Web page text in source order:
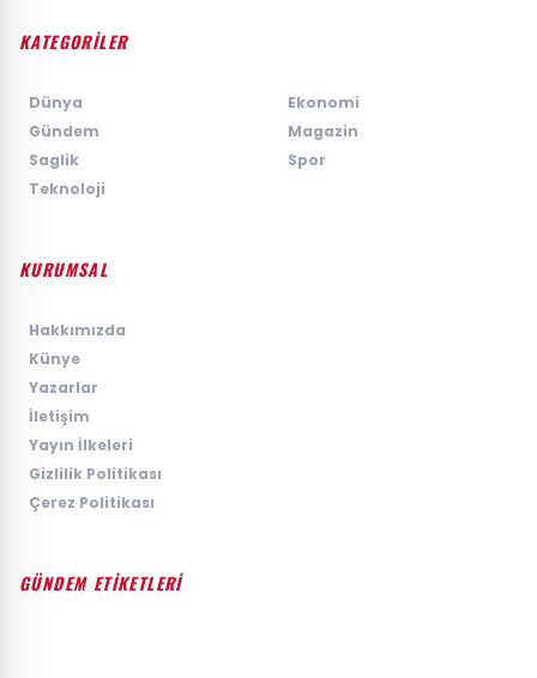
KATEGORİLER
Dünya
Ekonomi
Gündem
Magazin
Saglik
Spor
Teknoloji
KURUMSAL
Hakkımızda
Künye
Yazarlar
İletişim
Yayın İlkeleri
Gizlilik Politikası
Çerez Politikası
GÜNDEM ETİKETLERİ